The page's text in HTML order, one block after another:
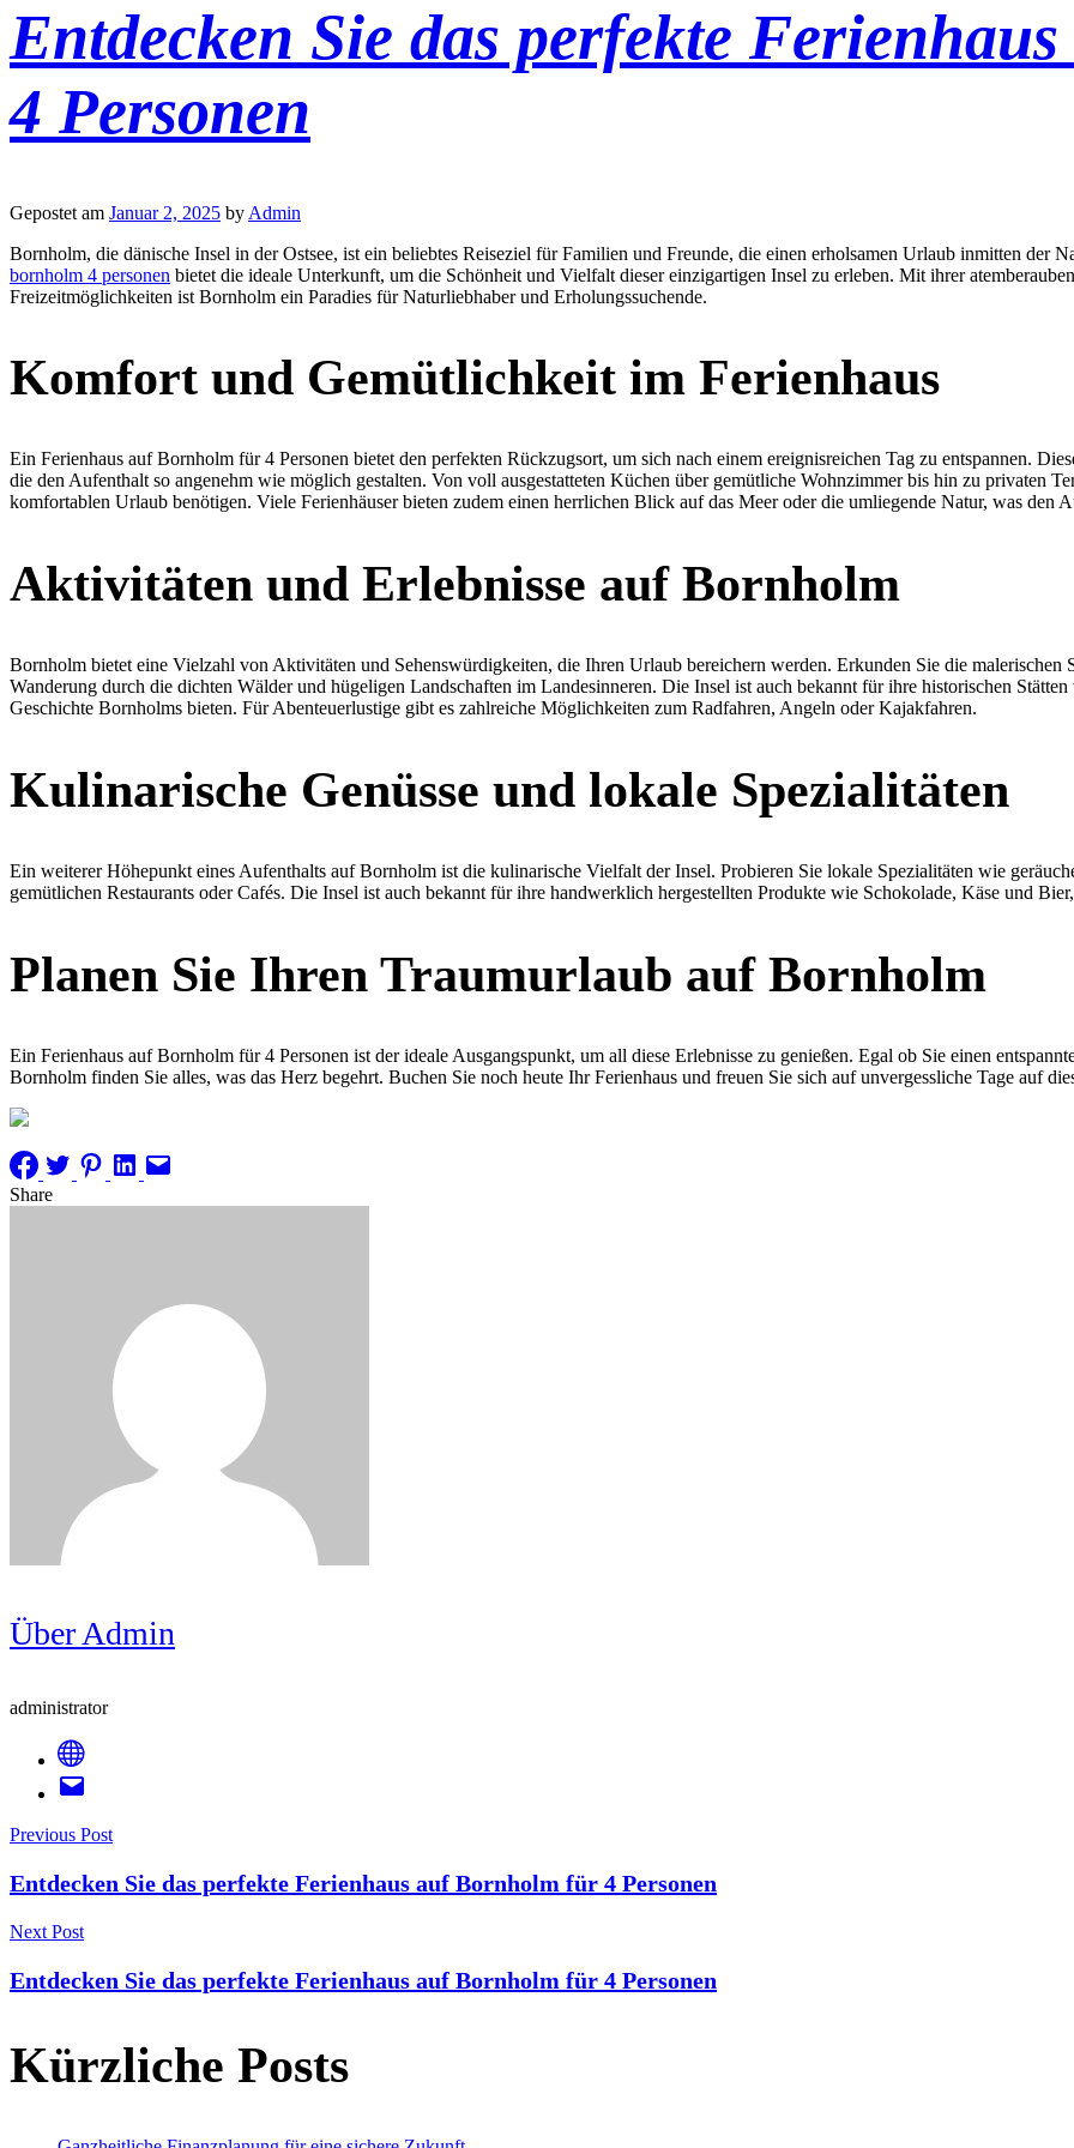
Entdecken Sie das perfekte
4 Personen
Gepostet am Januar 2, 2025 by Admin
Bornholm, die dänische Insel in der Ostsee, ist ein beliebtes Reiseziel für Familien und Freunde, die einen erholsamen Urlaub inmitten der
bornholm 4 personen bietet die ideale Unterkunft, um die Schönheit und Vielfalt dieser einzigartigen Insel zu erleben. Mit ihrer
Freizeitmöglichkeiten ist Bornholm ein Paradies für Naturliebhaber und Erholungssuchende.
Komfort und Gemütlichkeit im Ferienhaus
Ein Ferienhaus auf Bornholm für 4 Personen bietet den perfekten Rückzugsort, um sich nach einem ereignisreichen Tag zu entspannen.
die den Aufenthalt so angenehm wie möglich gestalten. Von voll ausgestatteten Küchen über gemütliche Wohnzimmer bis hin zu privaten
komfortablen Urlaub benötigen. Viele Ferienhäuser bieten zudem einen herrlichen Blick auf das Meer oder die umliegende Natur, was den
Aktivitäten und Erlebnisse auf Bornholm
Bornholm bietet eine Vielzahl von Aktivitäten und Sehenswürdigkeiten, die Ihren Urlaub bereichern werden. Erkunden Sie die malerischen
Wanderung durch die dichten Wälder und hügeligen Landschaften im Landesinneren. Die Insel ist auch bekannt für ihre historischen
Geschichte Bornholms bieten. Für Abenteuerlustige gibt es zahlreiche Möglichkeiten zum Radfahren, Angeln oder Kajakfahren.
Kulinarische Genüsse und lokale Spezialitäten
Ein weiterer Höhepunkt eines Aufenthalts auf Bornholm ist die kulinarische Vielfalt der Insel. Probieren Sie lokale Spezialitäten wie
gemütlichen Restaurants oder Cafés. Die Insel ist auch bekannt für ihre handwerklich hergestellten Produkte wie Schokolade, Käse und
Planen Sie Ihren Traumurlaub auf Bornholm
Ein Ferienhaus auf Bornholm für 4 Personen ist der ideale Ausgangspunkt, um all diese Erlebnisse zu genießen. Egal ob Sie einen
Bornholm finden Sie alles, was das Herz begehrt. Buchen Sie noch heute Ihr Ferienhaus und freuen Sie sich auf unvergessliche Tage auf
Share
Über Admin
administrator
Post
Navigation
Previous Post
Entdecken Sie das perfekte Ferienhaus auf Bornholm für 4 Personen
Next Post
Entdecken Sie das perfekte Ferienhaus auf Bornholm für 4 Personen
Kürzliche Posts